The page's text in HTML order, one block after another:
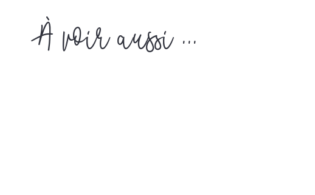
À voir aussi ...